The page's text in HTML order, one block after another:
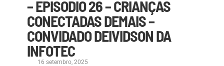
– EPISÓDIO 26 – CRIANÇAS
CONECTADAS DEMAIS –
CONVIDADO DEIVIDSON DA
INFOTEC
16 setembro, 2025